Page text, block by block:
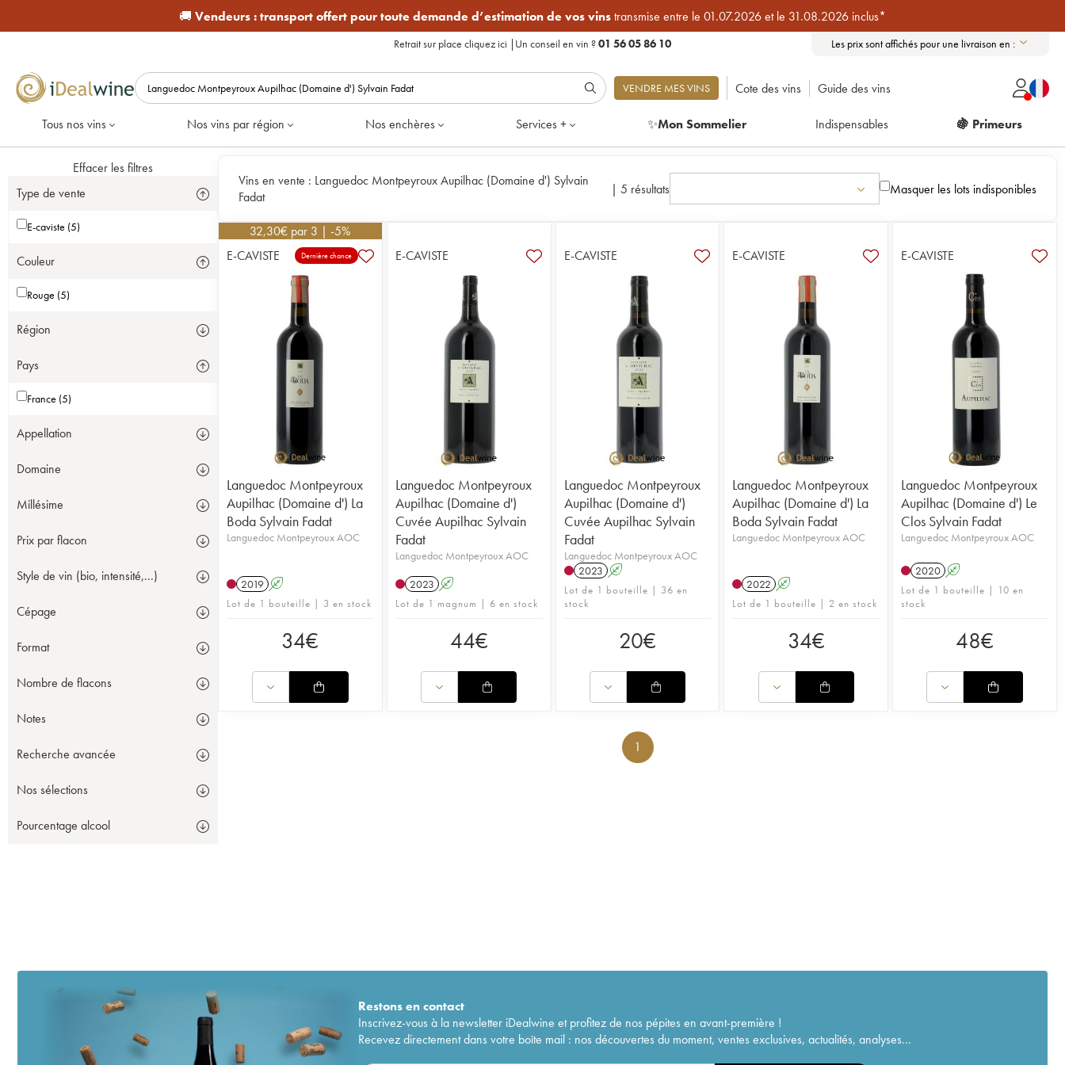
🚚 Vendeurs :transport offert pour toute demande d’estimation de vos vinstransmise entre le 01.07.2026 et le 31.08.2026 inclus*
Retrait sur place cliquez ici | Un conseil en vin ?01 56 05 86 10 Les prix sont affichés pour une livraison en :
VENDRE MES VINS Cote des vins Guide des vins
Tous nos vins Nos vins par région Nos enchères Services + ✨Mon Sommelier Indispensables 🍇 Primeurs
Effacer les filtres
Type de vente
E-caviste (5)
Couleur
Rouge (5)
Région
Pays
France (5)
Appellation
Domaine
Millésime
Prix par flacon
Style de vin (bio, intensité,...)
Cépage
Format
Nombre de flacons
Notes
Recherche avancée
Nos sélections
Pourcentage alcool
Vins en vente : Languedoc Montpeyroux Aupilhac (Domaine d') Sylvain
Fadat
| 5 résultats Masquer les lots indisponibles
32,30€ par 3 | -5%
E-CAVISTE
Dernière chance
Languedoc Montpeyroux
Aupilhac (Domaine d') La
Boda Sylvain Fadat
Languedoc Montpeyroux AOC
2019 A
Lot de 1 bouteille | 3 en stock
34€
E-CAVISTE
Languedoc Montpeyroux
Aupilhac (Domaine d')
Cuvée Aupilhac Sylvain
Fadat
Languedoc Montpeyroux AOC
2023 A
Lot de 1 magnum | 6 en stock
44€
E-CAVISTE
Languedoc Montpeyroux
Aupilhac (Domaine d')
Cuvée Aupilhac Sylvain
Fadat
Languedoc Montpeyroux AOC
2023 A
Lot de 1 bouteille | 36 en
stock
20€
E-CAVISTE
Languedoc Montpeyroux
Aupilhac (Domaine d') La
Boda Sylvain Fadat
Languedoc Montpeyroux AOC
2022 A
Lot de 1 bouteille | 2 en stock
34€
E-CAVISTE
Languedoc Montpeyroux
Aupilhac (Domaine d') Le
Clos Sylvain Fadat
Languedoc Montpeyroux AOC
2020 A
Lot de 1 bouteille | 10 en
stock
48€
1
Restons encontact
Inscrivez-vous à la newsletter iDealwine et profitez de nos pépites en avant-première !
Recevez directement dans votre boîte mail : nos découvertes du moment, ventes exclusives, actualités, analyses...